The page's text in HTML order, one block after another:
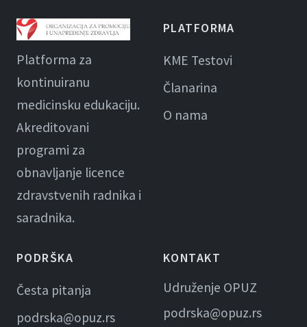
Platforma za
kontinuiranu
medicinsku edukaciju.
Akreditovani
programi za
obnavljanje licence
zdravstvenih radnika i
saradnika.
PLATFORMA
KME Testovi
Članarina
O nama
PODRŠKA
Česta pitanja
podrska@opuz.rs
KONTAKT
Udruženje OPUZ
podrska@opuz.rs